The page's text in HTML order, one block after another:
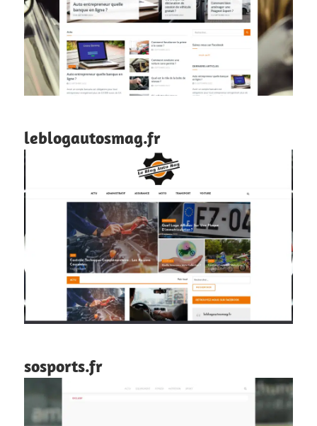
leblogautosmag.fr
sosports.fr